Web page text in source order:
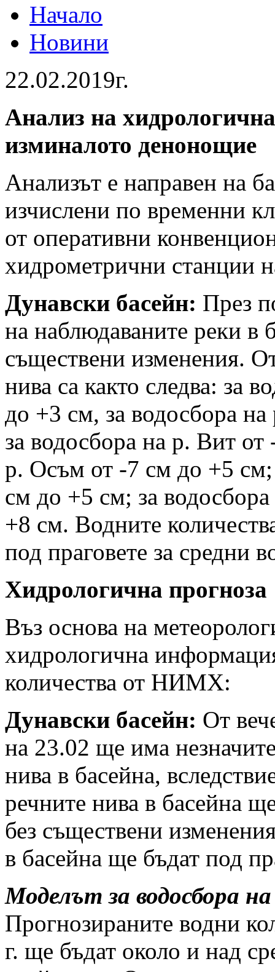
Начало
Новини
22.02.2019г.
Анализ на
изминалото денонощие
Анализът е направен на
изчислени по временни
от оперативни
хидрометрични
Дунавски басейн: През
на наблюдаваните реки в
съществени изменения.
нива са както следва: за
до +3 см, за водосбора
за водосбора на р. Вит
р. Осъм от -7 см до +5 см;
см до +5 см; за
+8 см. Водните
под праговете за средни
Хидрологична прогноза
Въз основа на
хидрологична
количества от НИМХ:
Дунавски басейн: От
на 23.02 ще има
нива в басейна,
речните нива в басейна
без съществени
в басейна ще бъдат под
Моделът за водосбора
Прогнозираните водни
г. ще бъдат около и над